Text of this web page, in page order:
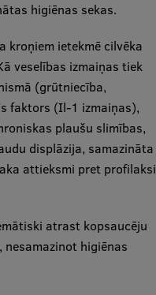
higiēnas sekas.
kroņiem ietekmē cilvēka
veselības izmaiņas tiek
(grūtniecība,
faktors (Il-1 izmaiņas),
plaušu slimības,
displāzija, samazināta
attieksmi pret profilaksi
atrast kopsaucēju
higiēnas